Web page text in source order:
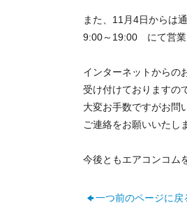
また、11月4日からは
9:00～19:00 にて営業
インターネットからの
受け付けておりますの
大変お手数ですがお問
ご連絡をお願いいたし
今後ともエアコンコム
一つ前のページに戻